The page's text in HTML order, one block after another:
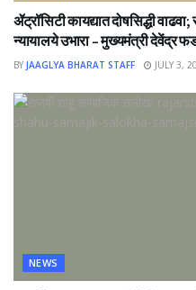
ॲट्रॉसिटी कायद्यात दोषसिद्धी
न्यायालये उभारा – मुख्यमंत्री देवेंद्र
BY JAAGLYA BHARAT STAFF JULY 3,
NEWS